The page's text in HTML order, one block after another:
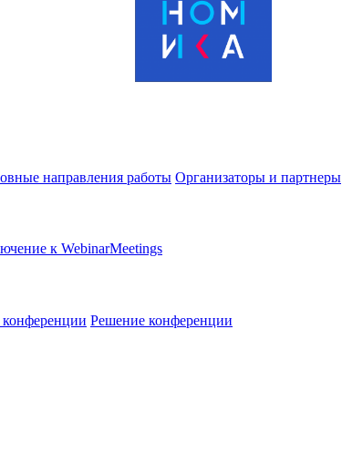
направления работы Организаторы и партнеры
к WebinarMeetings
конференции Решение конференции